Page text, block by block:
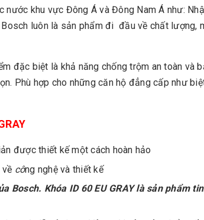
khu vực Đông Á và Đông Nam Á như:
luôn là sản phẩm đi đầu về chất lượng,
đặc biệt là khả năng chống trộm an toàn và
Phù hợp cho những căn hộ đẳng cấp như
được thiết kế một cách hoàn hảo
công nghệ và thiết kế
Bosch. Khóa ID 60 EU GRAY là sản phẩm